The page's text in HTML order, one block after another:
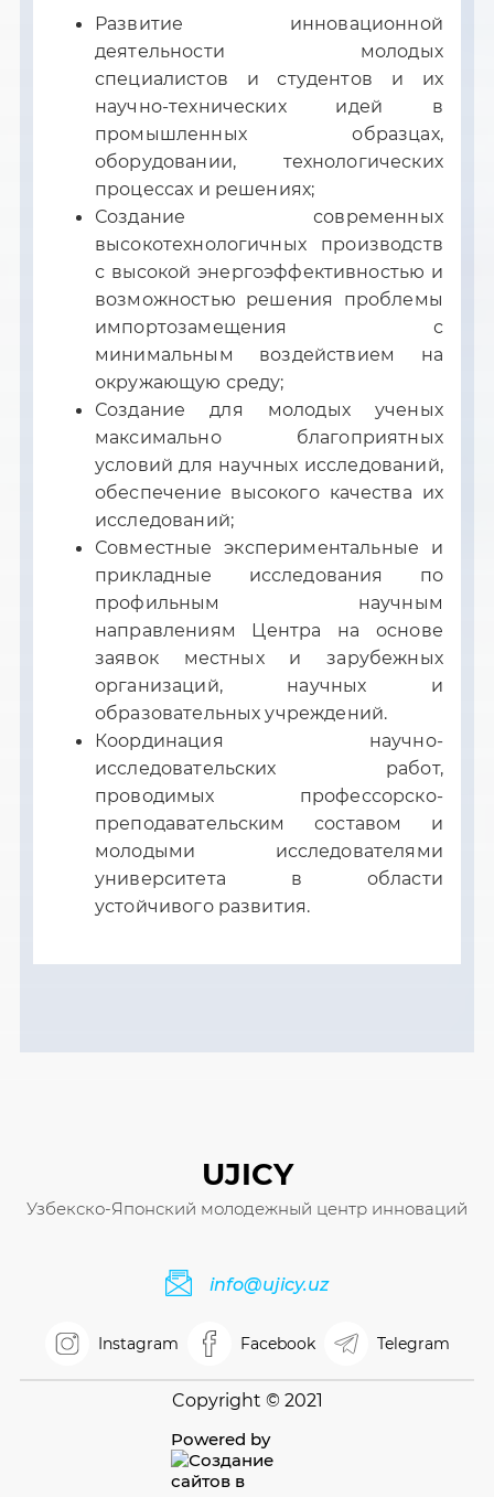
​​​​Развитие инновационной
деятельности молодых
специалистов и студентов и их
научно-технических идей в
промышленных образцах,
оборудовании, технологических
процессах и решениях;
Создание современных
высокотехнологичных производств
с высокой энергоэффективностью и
возможностью решения проблемы
импортозамещения с
минимальным воздействием на
окружающую среду;
Создание для молодых ученых
максимально благоприятных
условий для научных исследований,
обеспечение высокого качества их
исследований;
Совместные экспериментальные и
прикладные исследования по
профильным научным
направлениям Центра на основе
заявок местных и зарубежных
организаций, научных и
образовательных учреждений.
Координация научно-
исследовательских работ,
проводимых профессорско-
преподавательским составом и
молодыми исследователями
университета в области
устойчивого развития.
UJICY
Узбекско-Японский молодежный центр инноваций
info@ujicy.uz
Instagram Facebook Telegram
Copyright © 2021
Powered by